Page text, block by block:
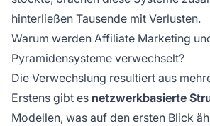
hinterließen Tausende mit Verlusten.
Warum werden Affiliate Marketing
Pyramidensysteme verwechselt?
Die Verwechslung resultiert aus
Erstens gibt es netzwerkbasierte
Modellen, was auf den ersten Blick